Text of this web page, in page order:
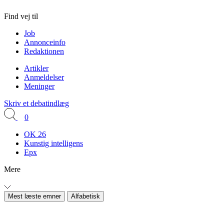
Find vej til
Job
Annonceinfo
Redaktionen
Artikler
Anmeldelser
Meninger
Skriv et debatindlæg
0
OK 26
Kunstig intelligens
Epx
Mere
Mest læste emner Alfabetisk